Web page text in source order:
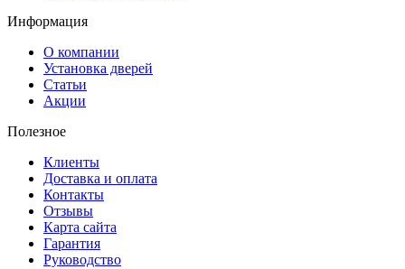
Информация
О компании
Установка дверей
Статьи
Акции
Полезное
Клиенты
Доставка и оплата
Контакты
Отзывы
Карта сайта
Гарантия
Руководство